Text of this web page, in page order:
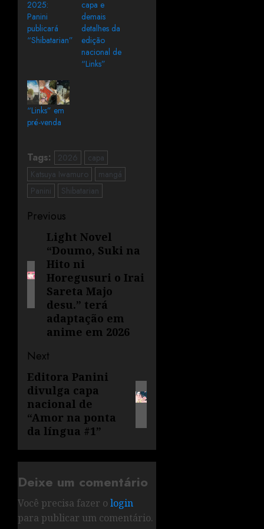
2025:
Panini
publicará
“Shibatarian”
capa e
demais
detalhes da
edição
nacional de
“Links”
“Links” em
pré-venda
Tags: 2026
capa
Katsuya Iwamuro
mangá
Panini
Shibatarian
Previous
Light Novel
“Doumo, Suki na
Hito ni
Horegusuri o Irai
Sareta Majo
desu.” terá
adaptação em
anime em 2026
Next
Editora Panini
divulga capa
nacional de
“Amor na ponta
da língua #1”
Deixe um comentário
Você precisa fazer o login
para publicar um comentário.